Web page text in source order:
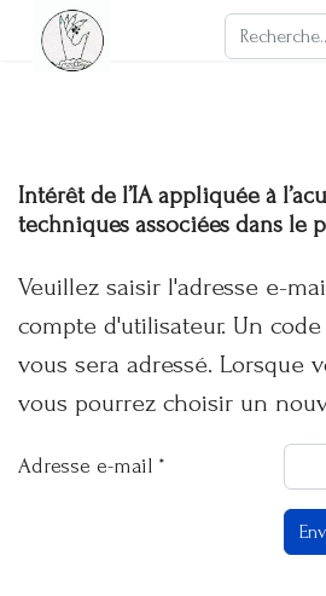
Rechercher
Intérêt de l’IA appliquée à
techniques associées dans le
Veuillez saisir l'adresse e-
compte d'utilisateur. Un
vous sera adressé. Lorsque
vous pourrez choisir un
Adresse e-mail *